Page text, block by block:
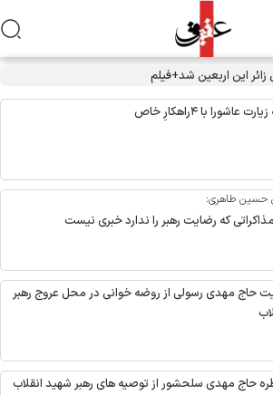
این اربعین شد+فیلم
با ۴راهکارِ خاص
حسین طاهری:
که رضایت رهبر را ندارد خبری نیست
حاج مهدی رسولی از روضه خوانی در محل عروج رهبر
حاج مهدی سلحشور از توصیه های رهبر شهید انقلاب